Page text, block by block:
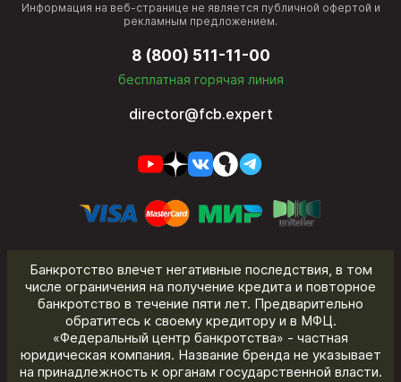
Информация на веб-странице не является публичной офертой и
рекламным предложением.
8 (800) 511-11-00
бесплатная горячая линия
director@fcb.expert
Банкротство влечет негативные последствия, в том
числе ограничения на получение кредита и повторное
банкротство в течение пяти лет. Предварительно
обратитесь к своему кредитору и в МФЦ.
«Федеральный центр банкротства» - частная
юридическая компания. Название бренда не указывает
на принадлежность к органам государственной власти.